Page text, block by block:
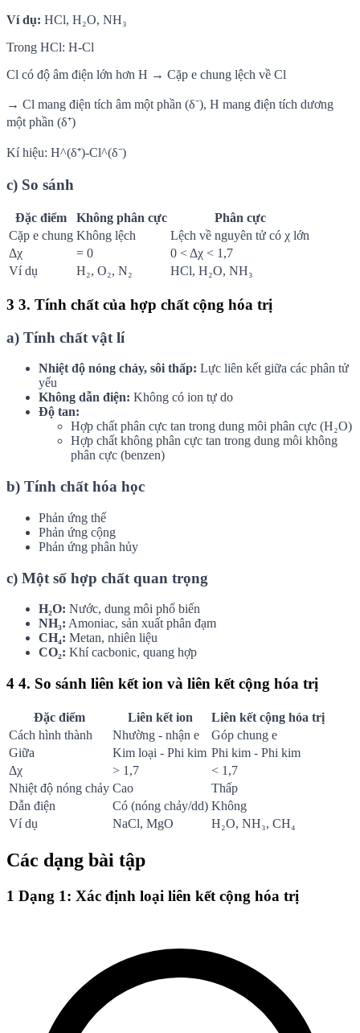
Ví dụ: HCl, H₂O, NH₃
Trong HCl: H-Cl
Cl có độ âm điện lớn hơn H → Cặp e chung lệch về Cl
→ Cl mang điện tích âm một phần (δ⁻), H mang điện tích dương
một phần (δ⁺)
Kí hiệu: H^(δ⁺)-Cl^(δ⁻)
c) So sánh
Đặc điểm Không phân cực
Phân cực
Cặp e chung Không lệch
Lệch về nguyên tử có χ lớn
Δχ
= 0
0 < Δχ < 1,7
Ví dụ
H₂, O₂, N₂ HCl, H₂O, NH₃
3 3. Tính chất của hợp chất cộng hóa trị
a) Tính chất vật lí
Nhiệt độ nóng chảy, sôi thấp: Lực liên kết giữa các phân tử
yếu
Không dẫn điện: Không có ion tự do
Độ tan:
Hợp chất phân cực tan trong dung môi phân cực (H₂O)
Hợp chất không phân cực tan trong dung môi không
phân cực (benzen)
b) Tính chất hóa học
Phản ứng thế
Phản ứng cộng
Phản ứng phân hủy
c) Một số hợp chất quan trọng
H₂O: Nước, dung môi phổ biến
NH₃: Amoniac, sản xuất phân đạm
CH₄: Metan, nhiên liệu
CO₂: Khí cacbonic, quang hợp
4 4. So sánh liên kết ion và liên kết cộng hóa trị
Đặc điểm Liên kết ion
Liên kết cộng hóa trị
Cách hình thành
Nhường - nhận e
Góp chung e
Giữa
Kim loại - Phi kim Phi kim - Phi kim
Δχ
> 1,7
< 1,7
Nhiệt độ nóng chảy Cao
Thấp
Dẫn điện
Có (nóng chảy/dd) Không
Ví dụ
NaCl, MgO H₂O, NH₃, CH₄
Các dạng bài tập
1 Dạng 1: Xác định loại liên kết cộng hóa trị